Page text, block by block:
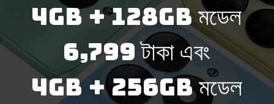
4GB + 128GB মডেল
6,799 টাকা এবং
4GB + 256GB মডেল